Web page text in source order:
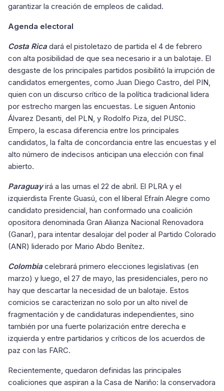
garantizar la creación de empleos de calidad.
Agenda electoral
Costa Rica dará el pistoletazo de partida el 4 de febrero
con alta posibilidad de que sea necesario ir a un balotaje. El
desgaste de los principales partidos posibilitó la irrupción de
candidatos emergentes, como Juan Diego Castro, del PIN,
quien con un discurso crítico de la política tradicional lidera
por estrecho margen las encuestas. Le siguen Antonio
Álvarez Desanti, del PLN, y Rodolfo Piza, del PUSC.
Empero, la escasa diferencia entre los principales
candidatos, la falta de concordancia entre las encuestas y el
alto número de indecisos anticipan una elección con final
abierto.
Paraguayirá a las urnas el 22 de abril. El PLRA y el
izquierdista Frente Guasú, con el liberal Efraín Alegre como
candidato presidencial, han conformado una coalición
opositora denominada Gran Alianza Nacional Renovadora
(Ganar), para intentar desalojar del poder al Partido Colorado
(ANR) liderado por Mario Abdo Benítez.
Colombia celebrará primero elecciones legislativas (en
marzo) y luego, el 27 de mayo, las presidenciales, pero no
hay que descartar la necesidad de un balotaje. Estos
comicios se caracterizan no solo por un alto nivel de
fragmentación y de candidaturas independientes, sino
también por una fuerte polarización entre derecha e
izquierda y entre partidarios y críticos de los acuerdos de
paz con las FARC.
Recientemente, quedaron definidas las principales
coaliciones que aspiran a la Casa de Nariño: la conservadora